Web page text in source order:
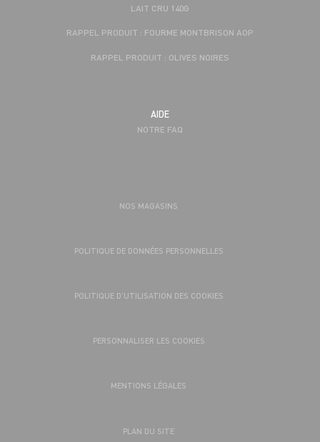
LAIT CRU 140G
RAPPEL PRODUIT : FOURME MONTBRISON AOP
RAPPEL PRODUIT : OLIVES NOIRES
AIDE
NOTRE FAQ
NOS MAGASINS
POLITIQUE DE DONNÉES PERSONNELLES
POLITIQUE D’UTILISATION DES COOKIES
PERSONNALISER LES COOKIES
MENTIONS LÉGALES
PLAN DU SITE